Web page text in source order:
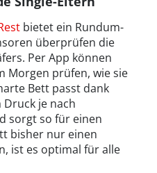
bietet ein Rundum-
überprüfen die
Per App können
Morgen prüfen, wie sie
Bett passt dank
je nach
sorgt so für einen
bisher nur einen
ist es optimal für alle